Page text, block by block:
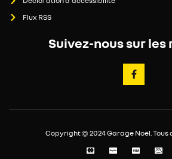
Flux RSS
Suivez-nous sur les
Copyright © 2024 Garage Noël. Tous